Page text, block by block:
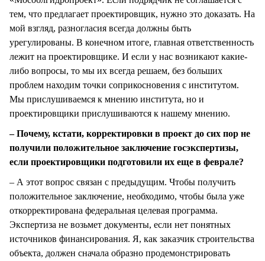
тем, что предлагает проектировщик, нужно это доказать. На
мой взгляд, разногласия всегда должны быть
урегулированы. В конечном итоге, главная ответственность
лежит на проектировщике. И если у нас возникают какие-
либо вопросы, то мы их всегда решаем, без больших
проблем находим точки соприкосновения с институтом.
Мы прислушиваемся к мнению института, но и
проектировщики прислушиваются к нашему мнению.
– Почему, кстати, корректировки в проект до сих пор не
получили положительное заключение госэкспертизы,
если проектировщики подготовили их еще в феврале?
– А этот вопрос связан с предыдущим. Чтобы получить
положительное заключение, необходимо, чтобы была уже
откорректирована федеральная целевая программа.
Экспертиза не возьмет документы, если нет понятных
источников финансирования. Я, как заказчик строительства
объекта, должен сначала образно продемонстрировать